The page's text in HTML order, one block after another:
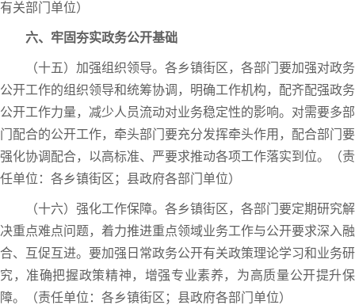
有关部门单位）
六、牢固夯实政务公开基础
（十五）加强组织领导。各乡镇街区，各部门要加强对政务
公开工作的组织领导和统筹协调，明确工作机构，配齐配强政务
公开工作力量，减少人员流动对业务稳定性的影响。对需要多部
门配合的公开工作，牵头部门要充分发挥牵头作用，配合部门要
强化协调配合，以高标准、严要求推动各项工作落实到位。（责
任单位：各乡镇街区；县政府各部门单位）
（十六）强化工作保障。各乡镇街区，各部门要定期研究解
决重点难点问题，着力推进重点领域业务工作与公开要求深入融
合、互促互进。要加强日常政务公开有关政策理论学习和业务研
究，准确把握政策精神，增强专业素养，为高质量公开提升保
障。（责任单位：各乡镇街区；县政府各部门单位）